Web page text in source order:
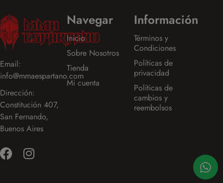
Email:
info@mmaespartano.com
Dirección:
Constitución 407,
San Fernando,
Buenos Aires
Navegar
Inicio
Sobre Nosotros
Tienda
Mi cuenta
Información
Términos y
Condiciones
Políticas de
privacidad
Políticas de
cambios y
reembolsos